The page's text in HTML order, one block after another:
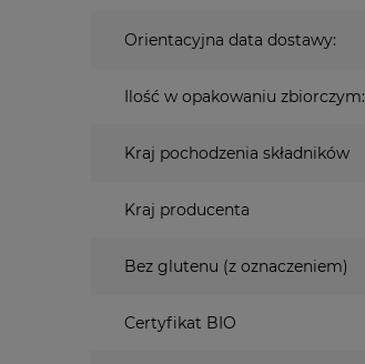
Orientacyjna data dostawy:
Ilość w opakowaniu zbiorczym:
Kraj pochodzenia składników
Kraj producenta
Bez glutenu (z oznaczeniem)
Certyfikat BIO